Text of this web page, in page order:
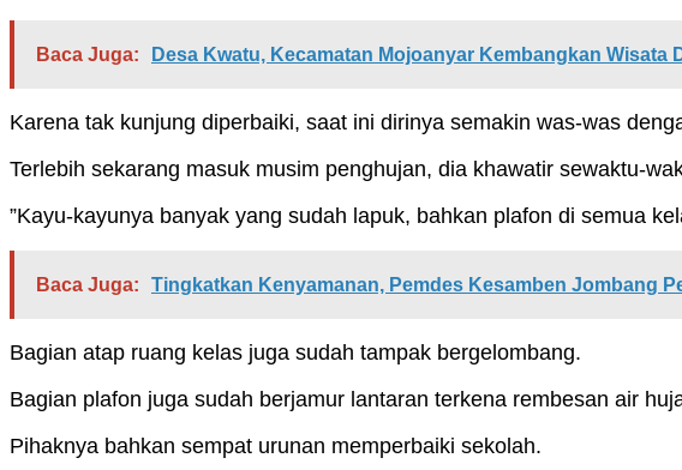
Baca Juga: Desa Kwatu, Kecamatan Mojoanyar Kembangkan Wisata
Karena tak kunjung diperbaiki, saat ini dirinya semakin was-was
Terlebih sekarang masuk musim penghujan, dia khawatir sewaktu-
”Kayu-kayunya banyak yang sudah lapuk, bahkan plafon di semua
Baca Juga: Tingkatkan Kenyamanan, Pemdes Kesamben Jombang
Bagian atap ruang kelas juga sudah tampak bergelombang.
Bagian plafon juga sudah berjamur lantaran terkena rembesan air
Pihaknya bahkan sempat urunan memperbaiki sekolah.